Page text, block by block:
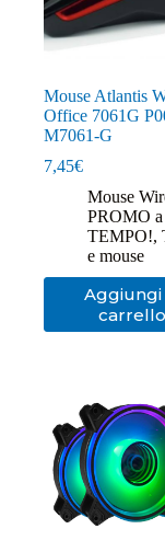
Mouse Atlantis
Office 7061G
M7061-G
7,45€
Mouse
PROMO a
TEMPO!,
e mouse
Aggiungi
carrello